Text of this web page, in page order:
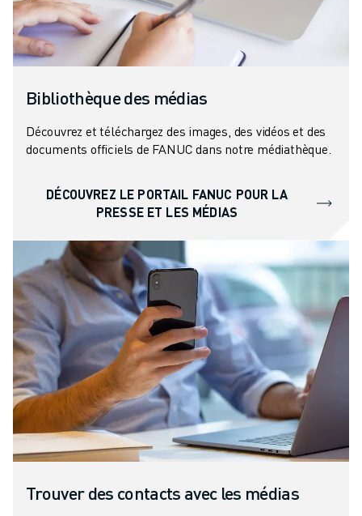
Bibliothèque des médias
Découvrez et téléchargez des images, des vidéos et des
documents officiels de FANUC dans notre médiathèque.
DÉCOUVREZ LE PORTAIL FANUC POUR LA
PRESSE ET LES MÉDIAS
Trouver des contacts avec les médias